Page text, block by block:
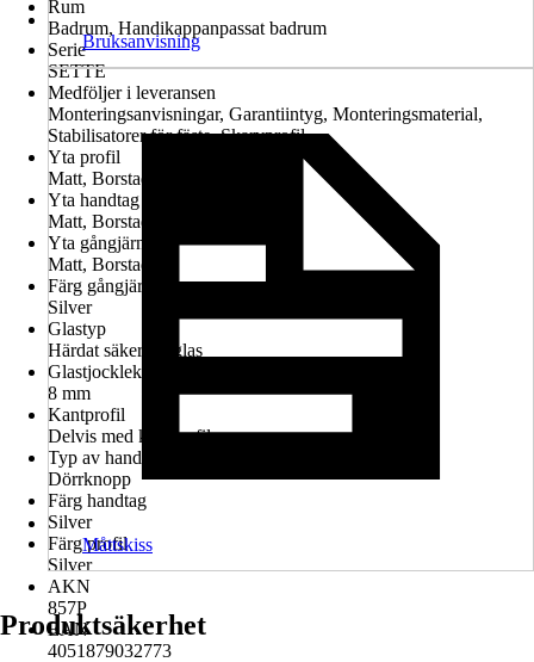
Rum
Badrum, Handikappanpassat badrum
Serie
SETTE
Medföljer i leveransen
Monteringsanvisningar, Garantiintyg, Monteringsmaterial,
Stabilisatorer för fäste, Skarvprofil
Yta profil
Matt, Borstad
Yta handtag
Matt, Borstad
Yta gångjärn
Matt, Borstad
Färg gångjärn
Silver
Glastyp
Härdat säkerhetsglas
Glastjocklek
8 mm
Kantprofil
Delvis med kantprofil
Typ av handtag
Dörrknopp
Färg handtag
Silver
Färg profil
Silver
AKN
857P
EAN
4051879032773
Bruksanvisning
Måttskiss
Produktsäkerhet